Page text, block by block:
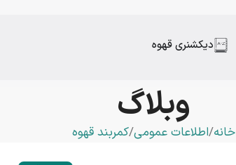
دیکشنری قهوه
وبلاگ
خانه اطلاعات عمومی کمربند قهوه